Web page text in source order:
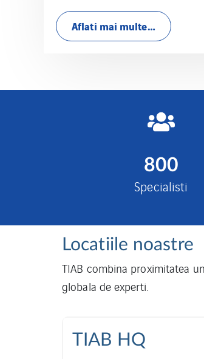
Aflati mai multe…
800
Specialisti
Locatiile noastre
TIAB combina proximitatea
globala de experti.
TIAB HQ